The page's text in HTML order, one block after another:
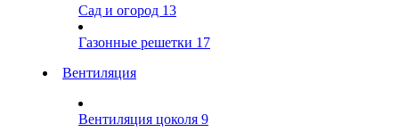
Сад и огород 13
Газонные решетки 17
Вентиляция
Вентиляция цоколя 9